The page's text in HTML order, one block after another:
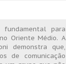
para
Oriente Médio. A
demonstra que,
de comunicação